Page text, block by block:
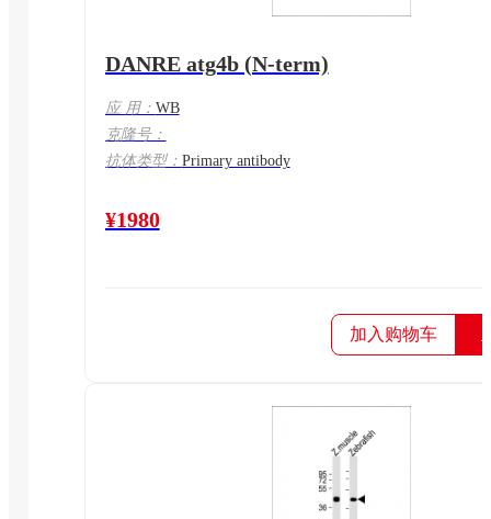
DANRE atg4b (N-term)
应 用： WB
克隆号：
抗体类型： Primary antibody
¥1980
加入购物车